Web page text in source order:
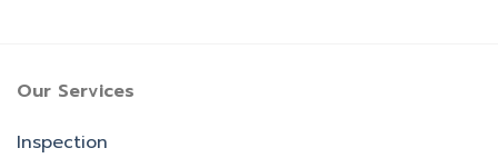
Our Services
Inspection